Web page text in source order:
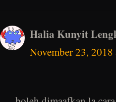
Halia Kunyit
November 23, 2018